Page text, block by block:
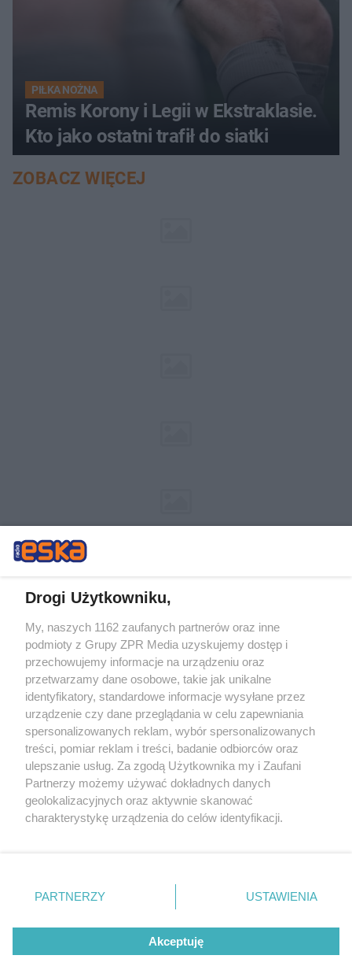
PIŁKA NOŻNA
Remis Korony i Legii w Ekstraklasie.
Kto jako ostatni trafił do siatki
ZOBACZ WIĘCEJ
Żaden utwór zamieszczony w serwisie nie może być powielany i
rozpowszechniany lub dalej rozpowszechniany w jakikolwiek sposób (w
tym także elektroniczny lub mechaniczny) na jakimkolwiek polu
eksploatacji w jakiejkolwiek formie, włącznie z umieszczaniem w
Internecie bez pisemnej zgody właściciela praw. Jakiekolwiek użycie lub
wykorzystanie utworów w całości lub w części z naruszeniem prawa,
tzn. bez właściwej zgody, jest zabronione pod groźbą kary i może być
ścigane prawnie.
© 2026 Grupa ZPR Media
Drogi Użytkowniku,
My, naszych 1162 zaufanych partnerów oraz inne
podmioty z Grupy ZPR Media uzyskujemy dostęp i
przechowujemy informacje na urządzeniu oraz
przetwarzamy dane osobowe, takie jak unikalne
identyfikatory, standardowe informacje wysyłane przez
urządzenie czy dane przeglądania w celu zapewniania
spersonalizowanych reklam, wybór spersonalizowanych
treści, pomiar reklam i treści, badanie odbiorców oraz
ulepszanie usług. Za zgodą Użytkownika my i Zaufani
Partnerzy możemy używać dokładnych danych
geolokalizacyjnych oraz aktywnie skanować
charakterystykę urządzenia do celów identyfikacji.
zmienić/wycofać klikając przycisk ustawień prywatności
znajdujący się w lewym dolnym rogu strony
rodzaje przetwarzania danych nie wymagają zgody
użytkownika, ale masz prawo sprzeciwić się takiemu
PARTNERZY USTAWIENIA
Akceptuję